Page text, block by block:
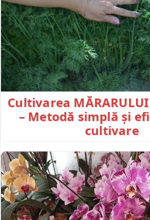
Cultivarea
– Metodă simplă și
cultivare